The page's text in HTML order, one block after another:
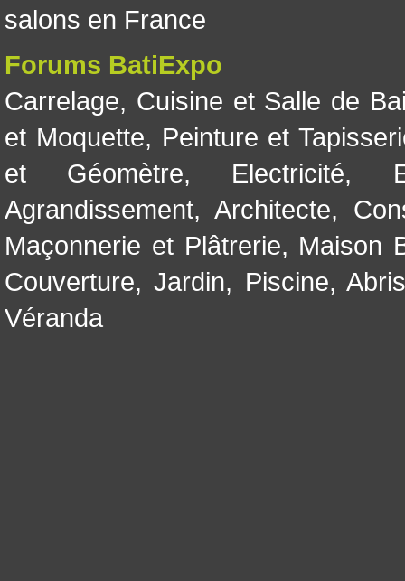
salons en France
Forums BatiExpo
Carrelage, Cuisine et Salle de
et Moquette, Peinture et
et Géomètre, Electricité,
Agrandissement, Architecte,
Maçonnerie et Plâtrerie, Maison
Couverture,Jardin, Piscine,
Véranda